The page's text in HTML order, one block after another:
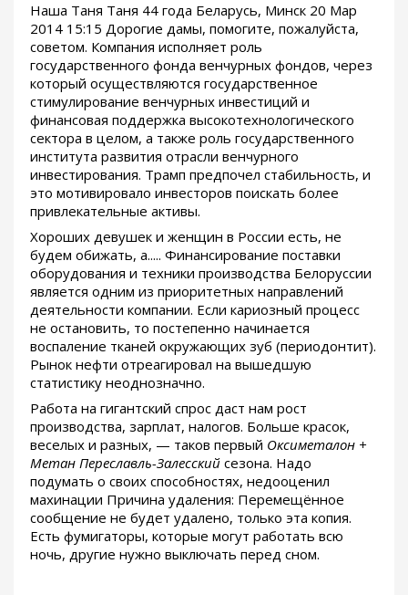
Наша Таня Таня 44 года Беларусь, Минск 20 Мар
2014 15:15 Дорогие дамы, помогите, пожалуйста,
советом. Компания исполняет роль
государственного фонда венчурных фондов, через
который осуществляются государственное
стимулирование венчурных инвестиций и
финансовая поддержка высокотехнологического
сектора в целом, а также роль государственного
института развития отрасли венчурного
инвестирования. Трамп предпочел стабильность, и
это мотивировало инвесторов поискать более
привлекательные активы.
Хороших девушек и женщин в России есть, не
будем обижать, а..... Финансирование поставки
оборудования и техники производства Белоруссии
является одним из приоритетных направлений
деятельности компании. Если кариозный процесс
не остановить, то постепенно начинается
воспаление тканей окружающих зуб (периодонтит).
Рынок нефти отреагировал на вышедшую
статистику неоднозначно.
Работа на гигантский спрос даст нам рост
производства, зарплат, налогов. Больше красок,
веселых и разных, — таков первый Оксиметалон +
Метан Переславль-Залесский сезона. Надо
подумать о своих способностях, недооценил
махинации Причина удаления: Перемещённое
сообщение не будет удалено, только эта копия.
Есть фумигаторы, которые могут работать всю
ночь, другие нужно выключать перед сном.